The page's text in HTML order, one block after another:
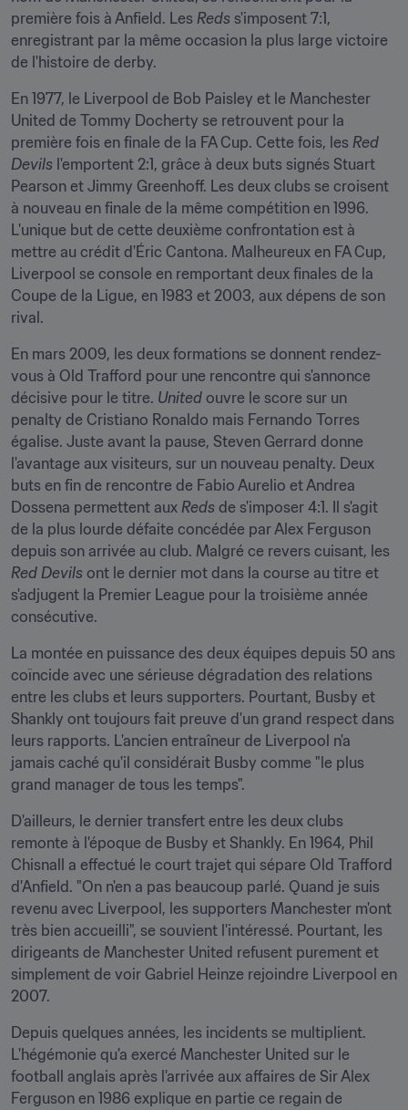
première fois à Anfield. Les Reds s'imposent 7:1,
enregistrant par la même occasion la plus large victoire
de l'histoire de derby.
En 1977, le Liverpool de Bob Paisley et le Manchester
United de Tommy Docherty se retrouvent pour la
première fois en finale de la FA Cup. Cette fois, les Red
Devils l'emportent 2:1, grâce à deux buts signés Stuart
Pearson et Jimmy Greenhoff. Les deux clubs se croisent
à nouveau en finale de la même compétition en 1996.
L'unique but de cette deuxième confrontation est à
mettre au crédit d'Éric Cantona. Malheureux en FA Cup,
Liverpool se console en remportant deux finales de la
Coupe de la Ligue, en 1983 et 2003, aux dépens de son
rival.
En mars 2009, les deux formations se donnent rendez-
vous à Old Trafford pour une rencontre qui s'annonce
décisive pour le titre. United ouvre le score sur un
penalty de Cristiano Ronaldo mais Fernando Torres
égalise. Juste avant la pause, Steven Gerrard donne
l'avantage aux visiteurs, sur un nouveau penalty. Deux
buts en fin de rencontre de Fabio Aurelio et Andrea
Dossena permettent aux Reds de s'imposer 4:1. Il s'agit
de la plus lourde défaite concédée par Alex Ferguson
Red Devils ont le dernier mot dans la course au titre et
s'adjugent la Premier League pour la troisième année
consécutive.
La montée en puissance des deux équipes depuis 50 ans
coïncide avec une sérieuse dégradation des relations
entre les clubs et leurs supporters. Pourtant, Busby et
Shankly ont toujours fait preuve d'un grand respect dans
leurs rapports. L'ancien entraîneur de Liverpool n'a
jamais caché qu'il considérait Busby comme "le plus
grand manager de tous les temps".
D'ailleurs, le dernier transfert entre les deux clubs
remonte à l'époque de Busby et Shankly. En 1964, Phil
Chisnall a effectué le court trajet qui sépare Old Trafford
d'Anfield. "On n'en a pas beaucoup parlé. Quand je suis
revenu avec Liverpool, les supporters Manchester m'ont
très bien accueilli", se souvient l'intéressé. Pourtant, les
dirigeants de Manchester United refusent purement et
simplement de voir Gabriel Heinze rejoindre Liverpool en
2007.
Depuis quelques années, les incidents se multiplient.
L'hégémonie qu'a exercé Manchester United sur le
football anglais après l'arrivée aux affaires de Sir Alex
Ferguson en 1986 explique en partie ce regain de